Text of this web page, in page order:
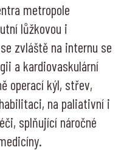
metropole
lůžkovou i
zvláště na internu se
a kardiovaskulární
operací kýl, střev,
na paliativní i
splňující náročné